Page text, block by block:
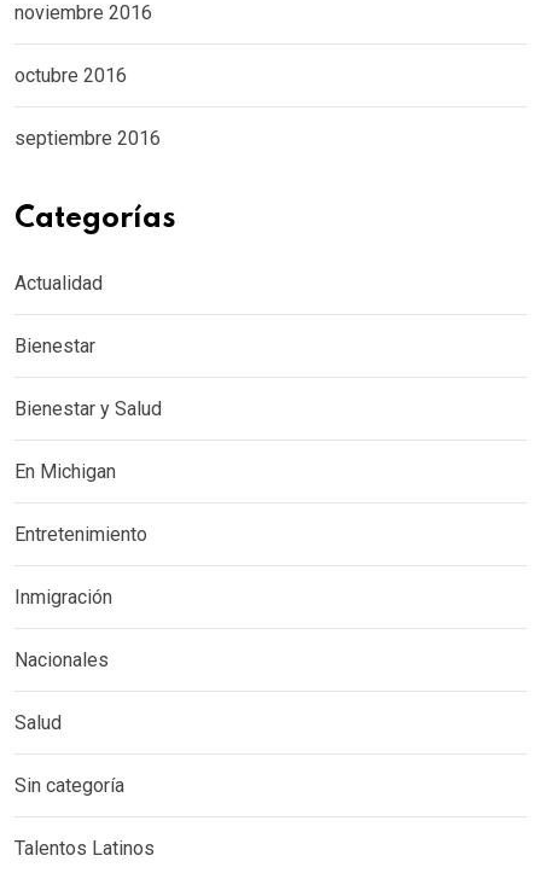
noviembre 2016
octubre 2016
septiembre 2016
Categorías
Actualidad
Bienestar
Bienestar y Salud
En Michigan
Entretenimiento
Inmigración
Nacionales
Salud
Sin categoría
Talentos Latinos